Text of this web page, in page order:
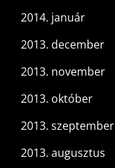
2014. január
2013. december
2013. november
2013. október
2013. szeptember
2013. augusztus